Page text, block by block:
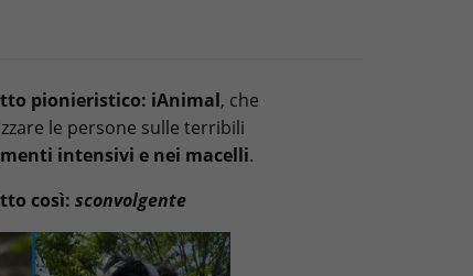
pionieristico: iAnimal, che
le persone sulle terribili
intensivi e nei macelli.
così:sconvolgente